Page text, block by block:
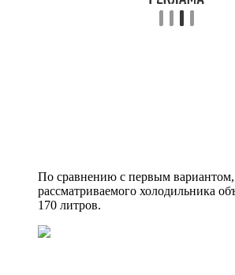
По сравнению с первым
рассматриваемого холодильника
170 литров.